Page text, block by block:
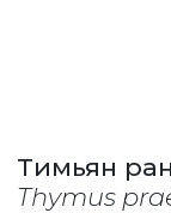
Тимьян
Thymus